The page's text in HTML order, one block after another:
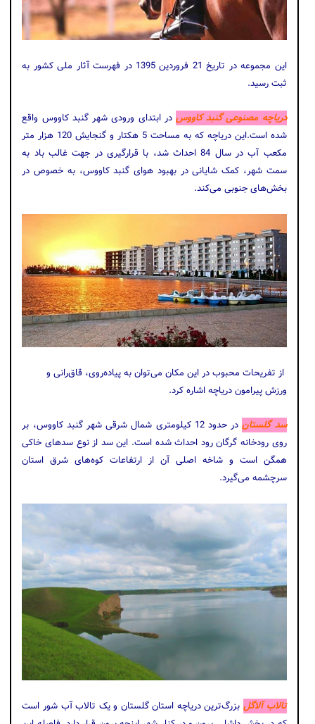
این مجموعه در تاریخ 21 فروردین 1395 در فهرست آثار ملی کشور به
ثبت رسید.
دریاچه مصنوعی گنبد کاووس در ابتدای ورودی شهر گنبد کاووس واقع
شده است.این دریاچه که به مساحت 5 هکتار و گنجایش 120 هزار متر
مکعب آب در سال 84 احداث شد، با قرارگیری در جهت غالب باد به
سمت شهر، کمک شایانی در بهبود هوای گنبد کاووس، به خصوص در
بخش‌های جنوبی می‌کند.
از تفریحات محبوب در این مکان می‌توان به پیاده‌روی، قاق‌رانی و
ورزش پیرامون دریاچه اشاره کرد.
سد گلستان
در حدود 12 کیلومتری شمال شرقی شهر گنبد کاووس، بر
روی رودخانه گرگان رود احداث شده است. این سد از نوع سدهای خاکی
همگن است و شاخه اصلی آن از ارتفاعات کوه‌های شرق استان
سرچشمه می‌گیرد.
تالاب آلاگلبزرگ‌ترین دریاچه استان گلستان و یک تالاب آب شور است